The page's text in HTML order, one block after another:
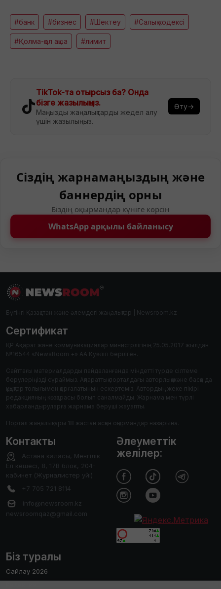
#банк #бизнес #Шектеу #Салық кодексі
#Қолма-қол ақша #лимит
TikTok-та отырсыз ба? Онда
бізге жазылыңыз.
Маңызды жаңалықтарды жедел алу
үшін жазылыңыз.
Өту→
Сіздің жарнамаңыздың және
баннердің орны
Біздің оқырмандар күніге көрсін
WhatsApp арқылы байланысу
Бүгінгі Қазақстан және әлемдегі жаңалықтар | Newsroom.kz
Сертификат
ҚР Ақпарат және коммуникациялар министрлігінің 25.05.2017 жылдан
№16544 «NewsRoom +» АА Куәлігі берілген.
Сайттағы материалдарды пайдаланғанда міндетті түрде сілтеме
берулеріңізді сұраймыз. Ақпараттық порталдағы авторлық және басқа да
құқықтар толығымен қорғалатынын ескертеміз. Автордың жеке пікірі
редакцияның көзқарасы болып саналмайды. Жарнама мен түрлі
хабарландыруларға жарнама беруші жауапты.
Портал жаңалықтары 18 жастан асқан оқырмандар назарына.
Контакты
Астана каласы, Менгілік
Ел кешесі, 8, 17В блок, 204-
кабинет (Журналистер уйі)
+7 705 721 8114
info@newsroom.kz
newsroomqaz@gmail.com
Біз туралы
Сайлау 2026
Әлеуметтік
желілер: